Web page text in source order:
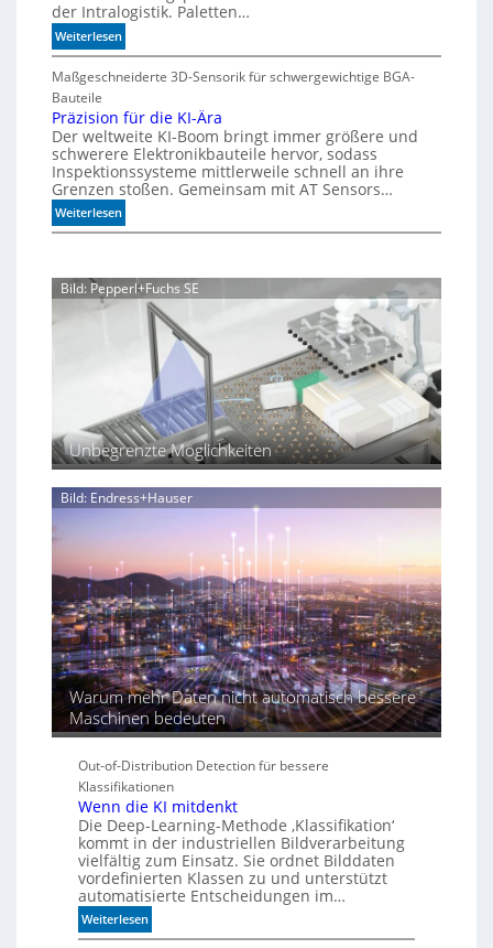
n
n
g
n
l
S
t
u
e
r
u
i
m
A
q
a
r
i
u
m
der Intralogistik. Paletten…
Weiterlesen:
M
e
r
T
o
l
e
r
a
Maßgeschneiderte 3D-Sensorik für schwergewichtige BGA-
Bauteile
Präzision für die KI-Ära
Der weltweite KI-Boom bringt immer größere und
schwerere Elektronikbauteile hervor, sodass
Inspektionssysteme mittlerweile schnell an ihre
Grenzen stoßen. Gemeinsam mit AT Sensors…
Weiterlesen:
P
z
f
ü
r
d
i
e
-
r
a
Bild: Pepperl+Fuchs SE
Unbegrenzte Möglichkeiten
Bild: Endress+Hauser
Warum mehr Daten nicht automatisch bessere
Maschinen bedeuten
Out-of-Distribution Detection für bessere
Klassifikationen
Wenn die KI mitdenkt
Die Deep-Learning-Methode ‚Klassifikation‘
kommt in der industriellen Bildverarbeitung
vielfältig zum Einsatz. Sie ordnet Bilddaten
vordefinierten Klassen zu und unterstützt
automatisierte Entscheidungen im…
Weiterlesen:
W